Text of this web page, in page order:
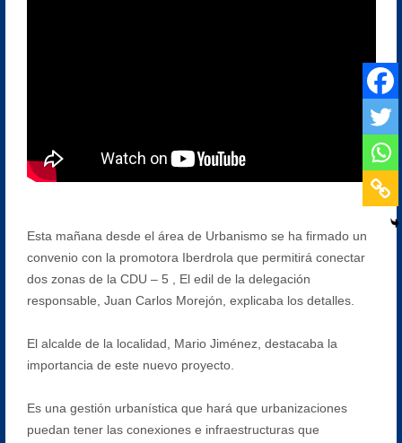
Esta mañana desde el área de Urbanismo se ha firmado un
convenio con la promotora Iberdrola que permitirá conectar
dos zonas de la CDU – 5 , El edil de la delegación
responsable, Juan Carlos Morejón, explicaba los detalles.
El alcalde de la localidad, Mario Jiménez, destacaba la
importancia de este nuevo proyecto.
Es una gestión urbanística que hará que urbanizaciones
puedan tener las conexiones e infraestructuras que